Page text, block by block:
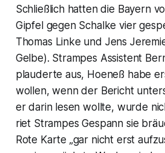
Schließlich hatten die Bayern
Gipfel gegen Schalke vier
Thomas Linke und Jens
Gelbe). Strampes Assistent
plauderte aus, Hoeneß habe
wollen, wenn der Bericht
er darin lesen wollte, wurde
riet Strampes Gespann sie
Rote Karte „gar nicht erst